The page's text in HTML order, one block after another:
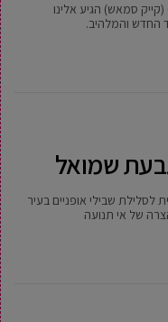
הטרנד המדליק והסוחף של צילומי Cake Smash (קייק סמאש) הגיע אלינו
החדש והמלהיב.
שמואל
שבילי אופניים בעיר
של אי תנועה